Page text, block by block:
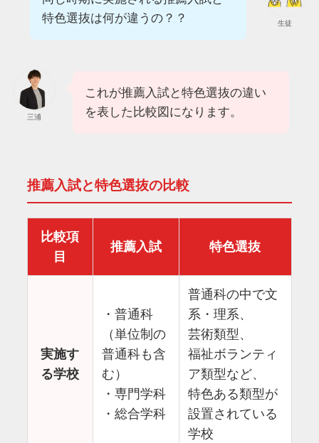
生徒
特色選抜は何が違うの？？
三浦
これが推薦入試と特色選抜の違い
を表した比較図になります。
推薦入試と特色選抜の比較
比較項
目
推薦入試 特色選抜
実施す
る学校
・普通科
（単位制の
普通科も含
む）
・専門学科
・総合学科
普通科の中で文
系・理系、
芸術類型、
福祉ボランティ
ア類型など、
特色ある類型が
設置されている
学校